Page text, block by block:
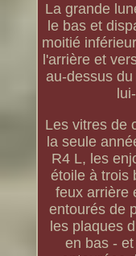
La grande
le bas et
moitié
l'arrière et
au-dessus
Les vitres de
la seule
R4 L, les
étoile à trois
feux arrière
entourés de
les plaques
en bas -